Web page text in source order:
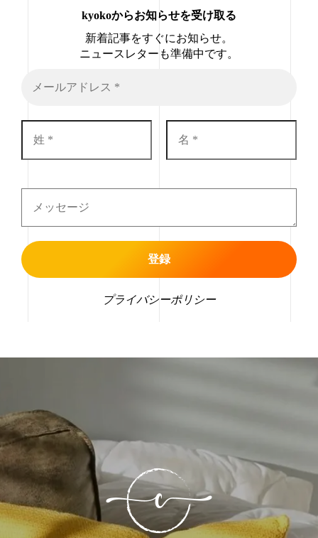
kyokoからお知らせを受け取る
新着記事をすぐにお知らせ。
ニュースレターも準備中です。
プライバシーポリシー